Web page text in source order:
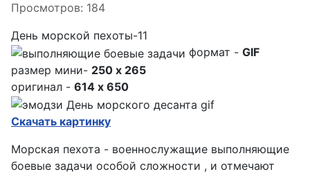
Просмотров: 184
День морской пехоты-11
формат - GIF
размер мини- 250 x 265
оригинал - 614 x 650
Скачать картинку
Морская пехота - военнослужащие выполняющие
боевые задачи особой сложности , и отмечают